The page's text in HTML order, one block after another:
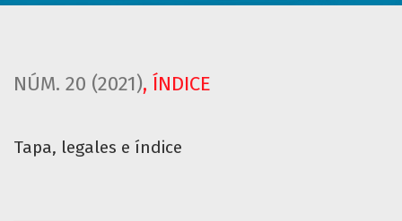
NÚM. 20 (2021), ÍNDICE
Tapa, legales e índice